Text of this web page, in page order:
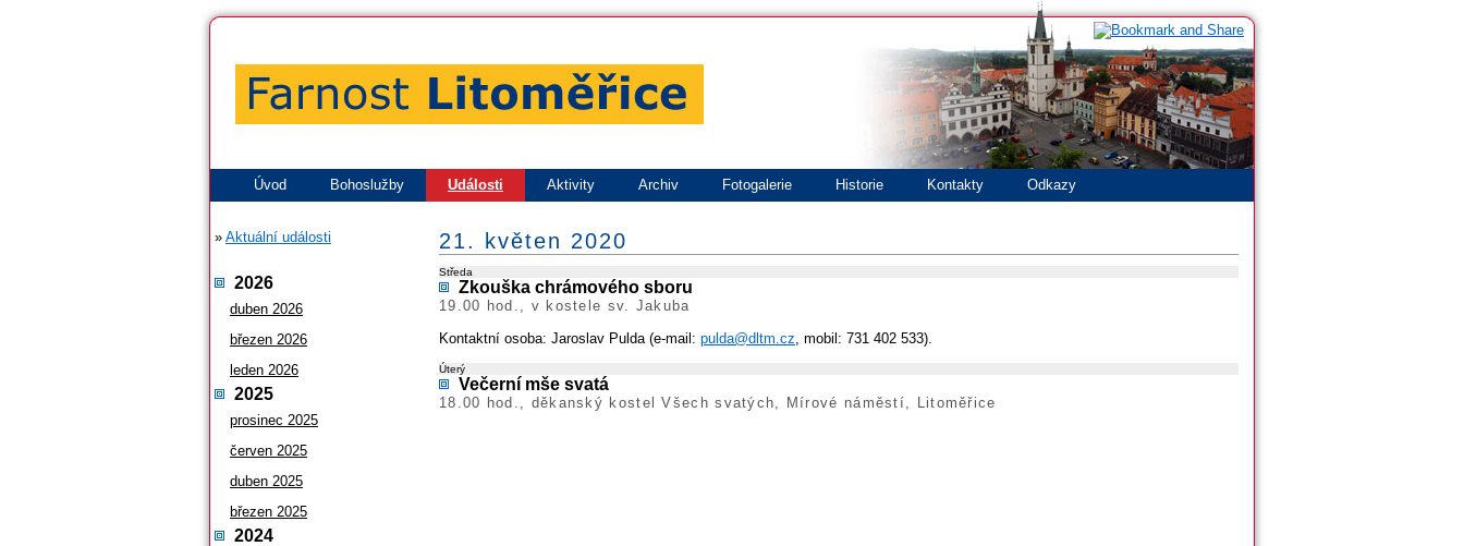
Úvod Bohoslužby Události Aktivity Archiv Fotogalerie Historie Kontakty Odkazy
» Aktuální události
2026
duben 2026
březen 2026
leden 2026
2025
prosinec 2025
červen 2025
duben 2025
březen 2025
2024
21. květen 2020
Středa
Zkouška chrámového sboru
19.00 hod., v kostele sv. Jakuba
Kontaktní osoba: Jaroslav Pulda (e-mail: pulda@dltm.cz , mobil: 731 402 533).
Úterý
Večerní mše svatá
18.00 hod., děkanský kostel Všech svatých, Mírové náměstí, Litoměřice